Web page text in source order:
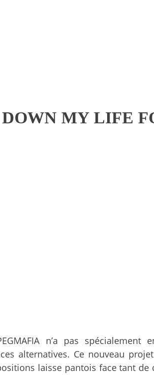
MY LIFE
n’a pas
alternatives. Ce nouveau
laisse pantois face tant